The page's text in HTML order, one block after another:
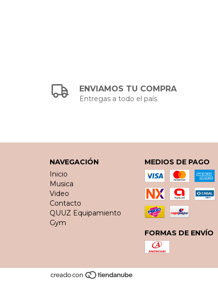
ENVIAMOS TU COMPRA
Entregas a todo el país
NAVEGACIÓN
Inicio
Musica
Video
Contacto
QUUZ Equipamiento
Gym
MEDIOS DE PAGO
FORMAS DE ENVÍO